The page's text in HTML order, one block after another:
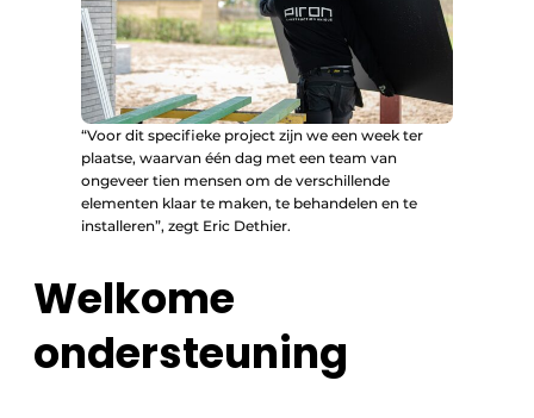
“Voor dit specifieke project zijn we een week ter
plaatse, waarvan één dag met een team van
ongeveer tien mensen om de verschillende
elementen klaar te maken, te behandelen en te
installeren”, zegt Eric Dethier.
Welkome
ondersteuning